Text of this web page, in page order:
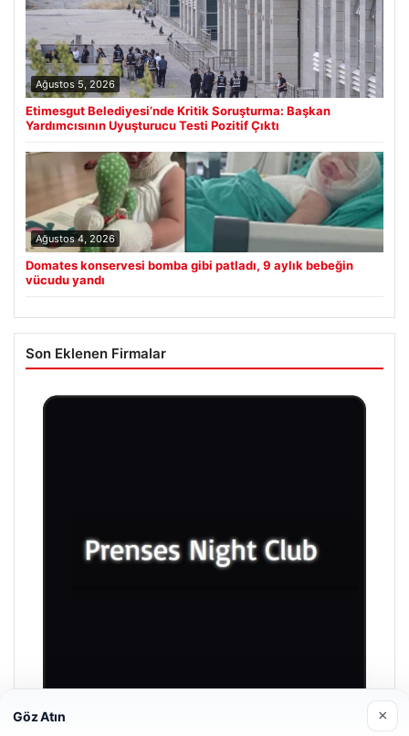
Ağustos 5, 2026
Etimesgut Belediyesi’nde Kritik Soruşturma: Başkan
Yardımcısının Uyuşturucu Testi Pozitif Çıktı
Ağustos 4, 2026
Domates konservesi bomba gibi patladı, 9 aylık bebeğin
vücudu yandı
Son Eklenen Firmalar
Göz Atın ×